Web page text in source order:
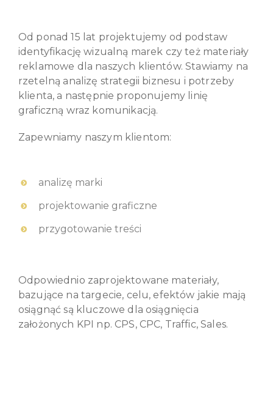
Od ponad 15 lat projektujemy od podstaw
identyfikację wizualną marek czy też materiały
reklamowe dla naszych klientów. Stawiamy na
rzetelną analizę strategii biznesu i potrzeby
klienta, a następnie proponujemy linię
graficzną wraz komunikacją.
Zapewniamy naszym klientom:
analizę marki
projektowanie graficzne
przygotowanie treści
Odpowiednio zaprojektowane materiały,
bazujące na targecie, celu, efektów jakie mają
osiągnąć są kluczowe dla osiągnięcia
założonych KPI np. CPS, CPC, Traffic, Sales.